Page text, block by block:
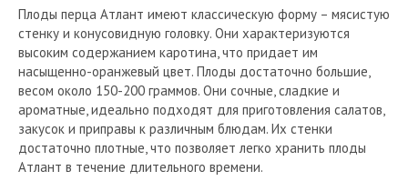
Плоды перца Атлант имеют классическую форму – мясистую
стенку и конусовидную головку. Они характеризуются
высоким содержанием каротина, что придает им
насыщенно-оранжевый цвет. Плоды достаточно большие,
весом около 150-200 граммов. Они сочные, сладкие и
ароматные, идеально подходят для приготовления салатов,
закусок и приправы к различным блюдам. Их стенки
достаточно плотные, что позволяет легко хранить плоды
Атлант в течение длительного времени.